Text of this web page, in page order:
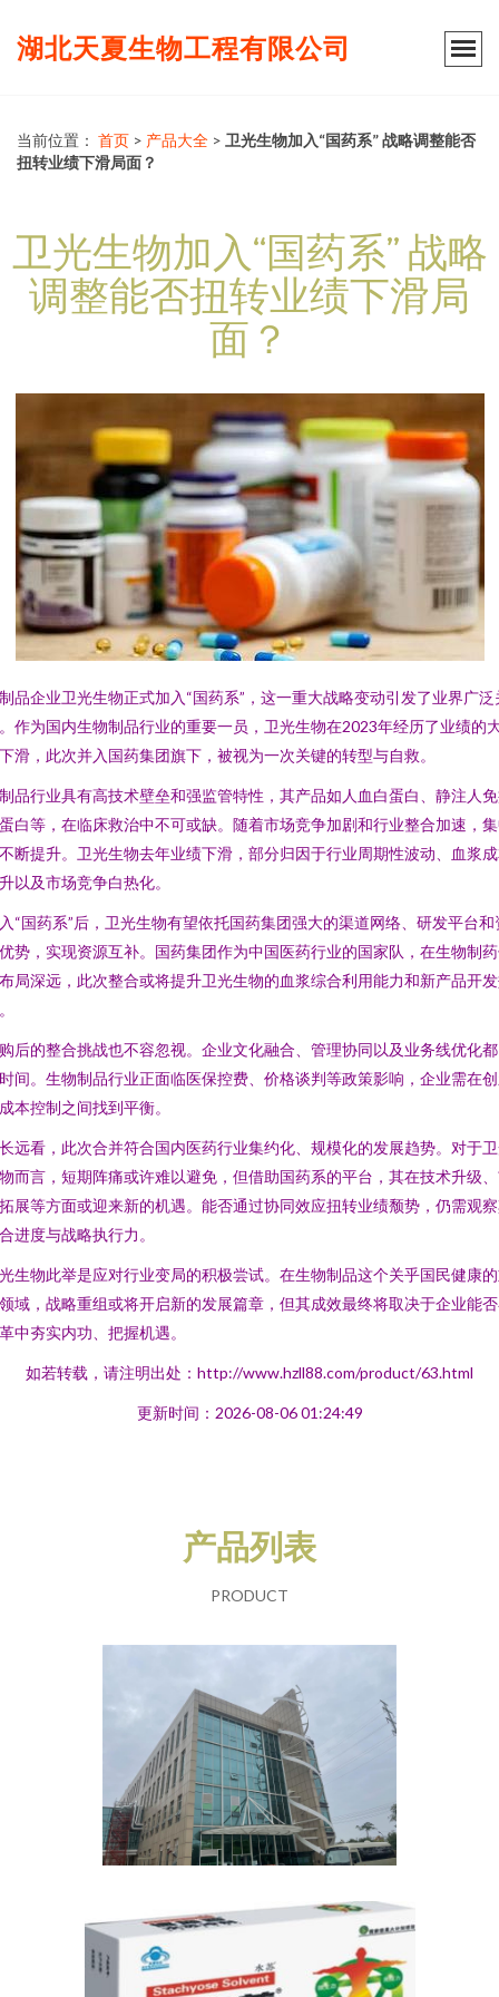
湖北天夏生物工程有限公司
当前位置： 首页 > 产品大全 > 卫光生物加入“国药系” 战略调整能否
扭转业绩下滑局面？
卫光生物加入“国药系” 战略
调整能否扭转业绩下滑局
面？
品企业卫光生物正式加入“国药系”，这一重大战略变动引发了业界广泛
作为国内生物制品行业的重要一员，卫光生物在2023年经历了业绩的
滑，此次并入国药集团旗下，被视为一次关键的转型与自救。
品行业具有高技术壁垒和强监管特性，其产品如人血白蛋白、静注人
白等，在临床救治中不可或缺。随着市场竞争加剧和行业整合加速，
断提升。卫光生物去年业绩下滑，部分归因于行业周期性波动、血浆
以及市场竞争白热化。
“国药系”后，卫光生物有望依托国药集团强大的渠道网络、研发平台和
势，实现资源互补。国药集团作为中国医药行业的国家队，在生物制
局深远，此次整合或将提升卫光生物的血浆综合利用能力和新产品开
后的整合挑战也不容忽视。企业文化融合、管理协同以及业务线优化
间。生物制品行业正面临医保控费、价格谈判等政策影响，企业需在
本控制之间找到平衡。
远看，此次合并符合国内医药行业集约化、规模化的发展趋势。对于
而言，短期阵痛或许难以避免，但借助国药系的平台，其在技术升级
展等方面或迎来新的机遇。能否通过协同效应扭转业绩颓势，仍需观
进度与战略执行力。
生物此举是应对行业变局的积极尝试。在生物制品这个关乎国民健康
域，战略重组或将开启新的发展篇章，但其成效最终将取决于企业能
中夯实内功、把握机遇。
如若转载，请注明出处：http://www.hzll88.com/product/63.html
更新时间：2026-08-06 01:24:49
产品列表
PRODUCT